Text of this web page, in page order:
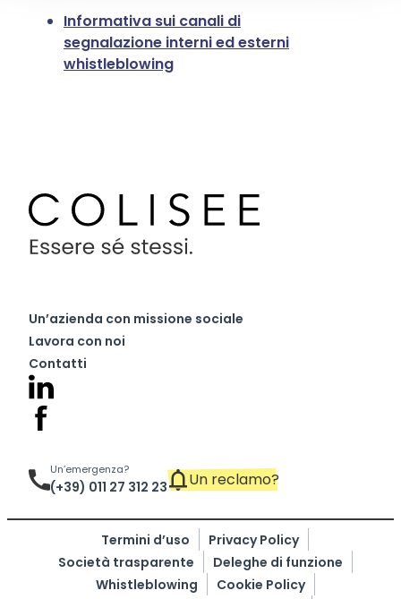
Informativa sui canali di
segnalazione interni ed esterni
whistleblowing
Un’azienda con missione sociale
Lavora con noi
Contatti
Un’emergenza?
(+39) 011 27 312 23 Un reclamo?
Termini d’uso
Privacy Policy
Società trasparente
Deleghe di funzione
Whistleblowing
Cookie Policy